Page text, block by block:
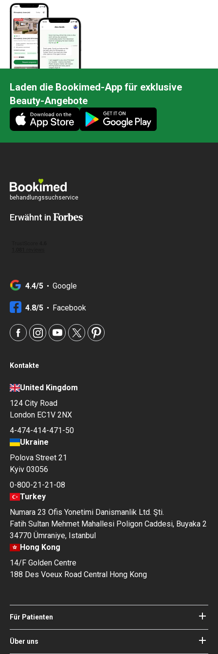
Laden die Bookimed-App für exklusive
Beauty-Angebote
behandlungssuchservice
Erwähnt in
4.4/5 Google
4.8/5 Facebook
Kontakte
United Kingdom
124 City Road
London EC1V 2NX
4-474-414-471-50
Ukraine
Polova Street 21
Kyiv 03056
0-800-21-21-08
Turkey
Numara 23 Ofis Yonetimi Danismanlik Ltd. Şti.
Fatih Sultan Mehmet Mahallesi Poligon Caddesi, Buyaka 2
34770 Ümraniye, Istanbul
Hong Kong
14/F Golden Centre
188 Des Voeux Road Central Hong Kong
Für Patienten
Kliniken
Ärzte
Über uns